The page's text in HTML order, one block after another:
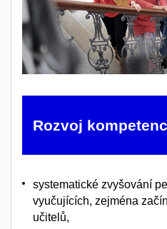
Rozvoj
systematické zvyšování
vyučujících, zejména
učitelů,